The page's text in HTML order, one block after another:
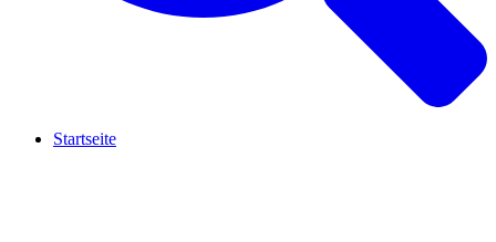
Startseite